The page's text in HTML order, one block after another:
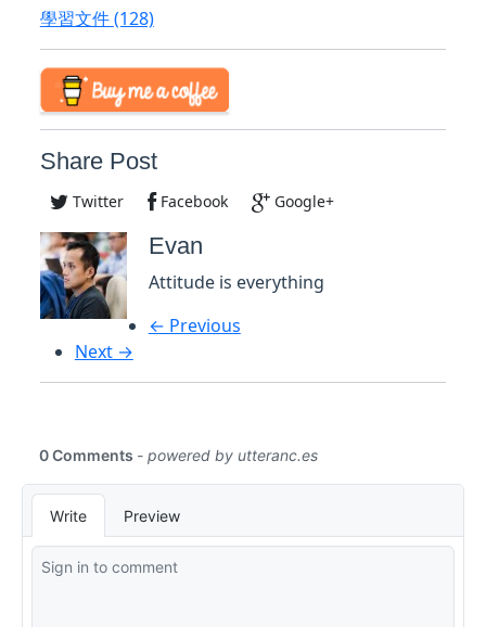
學習文件(128)
Share Post
Twitter Facebook Google+
Evan
Attitude is everything
← Previous
Next →